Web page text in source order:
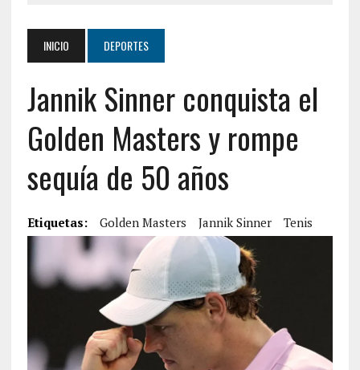
INICIO DEPORTES
Jannik Sinner conquista el
Golden Masters y rompe
sequía de 50 años
Etiquetas: Golden Masters Jannik Sinner Tenis